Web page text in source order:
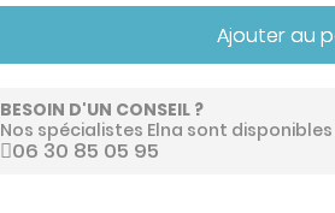
Ajouter au
BESOIN D'UN CONSEIL ?
Nos spécialistes Elna sont
06 30 85 05 95